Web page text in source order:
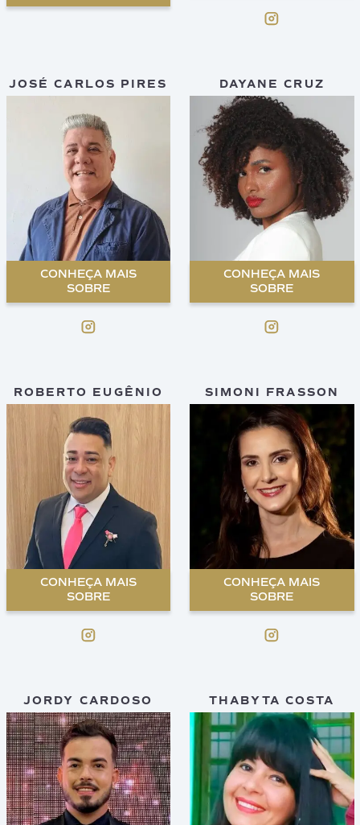
JOSÉ CARLOS PIRES
CONHEÇA MAIS
SOBRE
DAYANE CRUZ
CONHEÇA MAIS
SOBRE
ROBERTO EUGÊNIO
CONHEÇA MAIS
SOBRE
SIMONI FRASSON
CONHEÇA MAIS
SOBRE
JORDY CARDOSO THABYTA COSTA